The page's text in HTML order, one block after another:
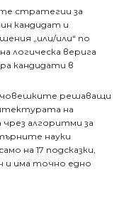
стратегии за
кандидат и
„или/или“ по
логическа верига
кандидати в
човешките решаващи
на
алгоритми за
науки
на 17 подсказки,
и има точно едно